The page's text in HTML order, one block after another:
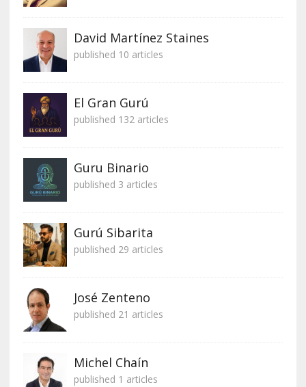
David Martínez Staines
published 10 articles
El Gran Gurú
published 132 articles
Guru Binario
published 3 articles
Gurú Sibarita
published 29 articles
José Zenteno
published 21 articles
Michel Chaín
published 1 articles